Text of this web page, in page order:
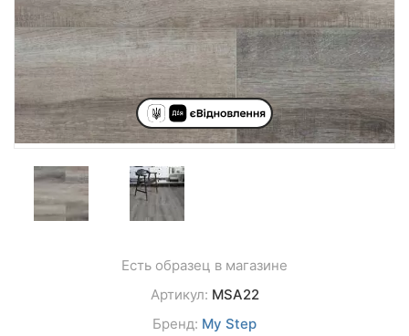
Есть образец в магазине
Артикул: MSA22
Бренд: My Step